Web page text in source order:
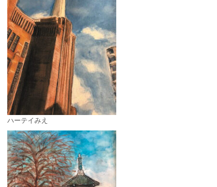
ハーテイみえ